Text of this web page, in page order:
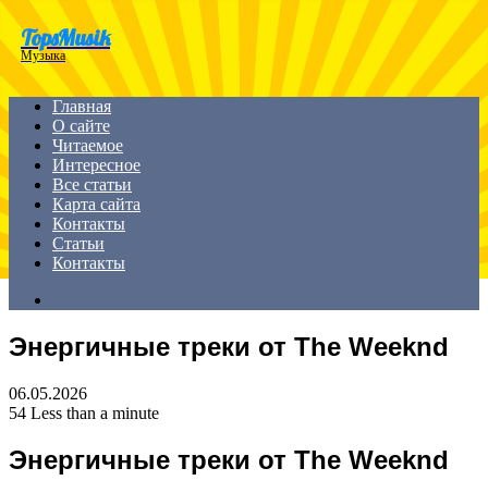
Menu
TopsMusik
Музыка
Главная
О сайте
Читаемое
Интересное
Все статьи
Карта сайта
Контакты
Статьи
Контакты
Энергичные треки от The Weeknd
06.05.2026
54 Less than a minute
Энергичные треки от The Weeknd